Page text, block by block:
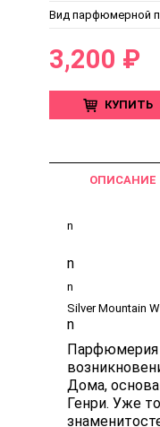
Вид парфюмерной
3,200 ₽
КУПИТЬ
ОПИСАНИЕ
n
n
n
Silver Mountain
n
Парфюмерия
Дома,
Генри. Уже